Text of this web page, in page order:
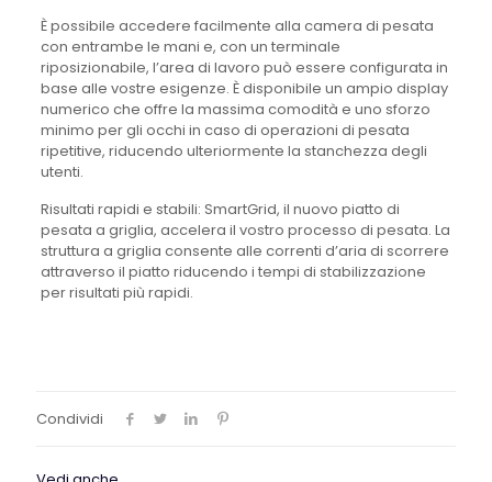
È possibile accedere facilmente alla camera di pesata
con entrambe le mani e, con un terminale
riposizionabile, l’area di lavoro può essere configurata in
base alle vostre esigenze. È disponibile un ampio display
numerico che offre la massima comodità e uno sforzo
minimo per gli occhi in caso di operazioni di pesata
ripetitive, riducendo ulteriormente la stanchezza degli
utenti.
Risultati rapidi e stabili: SmartGrid, il nuovo piatto di
pesata a griglia, accelera il vostro processo di pesata. La
struttura a griglia consente alle correnti d’aria di scorrere
attraverso il piatto riducendo i tempi di stabilizzazione
per risultati più rapidi.
Condividi